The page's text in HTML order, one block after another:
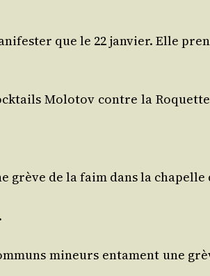
que le 22 jan­vier. Elle
Molo­tov contre la
grève de la faim dans la
mineurs entament une